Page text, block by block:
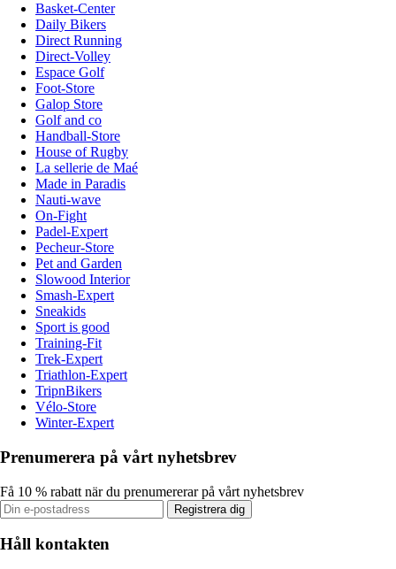
Basket-Center
Daily Bikers
Direct Running
Direct-Volley
Espace Golf
Foot-Store
Galop Store
Golf and co
Handball-Store
House of Rugby
La sellerie de Maé
Made in Paradis
Nauti-wave
On-Fight
Padel-Expert
Pecheur-Store
Pet and Garden
Slowood Interior
Smash-Expert
Sneakids
Sport is good
Training-Fit
Trek-Expert
Triathlon-Expert
TripnBikers
Vélo-Store
Winter-Expert
Prenumerera på vårt nyhetsbrev
Få 10 % rabatt när du prenumererar på vårt nyhetsbrev
Registrera dig
Håll kontakten